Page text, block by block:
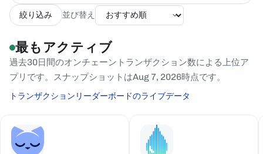
絞り込み 並び替え
最もアクティブ
過去30日間のオンチェーントランザクション数による上位ア
プリです。スナップショットはAug 7, 2026時点です。
トランザクションリーダーボードのライブデータ